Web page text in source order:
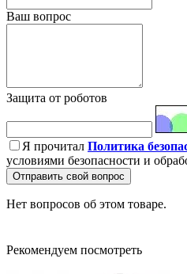
Ваш вопрос
Защита от роботов
Я прочитал Политика
условиями безопасности и
Отправить свой вопрос
Нет вопросов об этом товаре.
Рекомендуем посмотреть